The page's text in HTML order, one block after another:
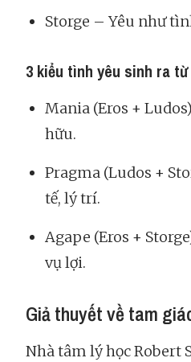
Storge – Yêu như
3 kiểu tình yêu sinh ra
Mania (Eros +
hữu.
Pragma (Ludos +
tế, lý trí.
Agape (Eros +
vụ lợi.
Giả thuyết về tam
Nhà tâm lý học Robert